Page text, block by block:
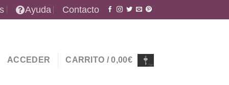
Ayuda Contacto
ACCEDER CARRITO /0,00€